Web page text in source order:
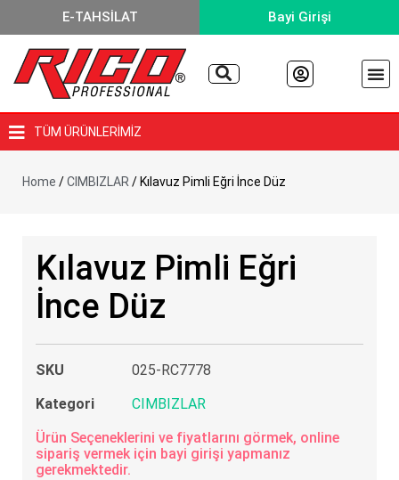
E-TAHSİLAT Bayi Girişi
TÜM ÜRÜNLERİMİZ
Home /CIMBIZLAR / Kılavuz Pimli Eğri İnce Düz
Kılavuz Pimli Eğri
İnce Düz
SKU
025-RC7778
Kategori
CIMBIZLAR
Ürün Seçeneklerini ve fiyatlarını görmek, online
sipariş vermek için bayi girişi yapmanız
gerekmektedir.